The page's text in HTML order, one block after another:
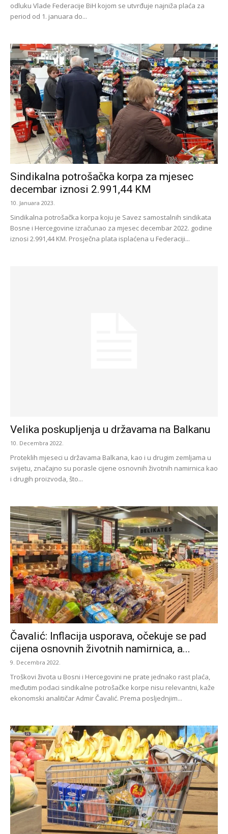
odluku Vlade Federacije BiH kojom se utvrđuje najniža plaća za
period od 1. januara do...
Sindikalna potrošačka korpa za mjesec
decembar iznosi 2.991,44 KM
10. Januara 2023.
Sindikalna potrošačka korpa koju je Savez samostalnih sindikata
Bosne i Hercegovine izračunao za mjesec decembar 2022. godine
iznosi 2.991,44 KM. Prosječna plata isplaćena u Federaciji...
Velika poskupljenja u državama na Balkanu
10. Decembra 2022.
Proteklih mjeseci u državama Balkana, kao i u drugim zemljama u
svijetu, značajno su porasle cijene osnovnih životnih namirnica kao
i drugih proizvoda, što...
Čavalić: Inflacija usporava, očekuje se pad
cijena osnovnih životnih namirnica, a...
9. Decembra 2022.
Troškovi života u Bosni i Hercegovini ne prate jednako rast plaća,
međutim podaci sindikalne potrošačke korpe nisu relevantni, kaže
ekonomski analitičar Admir Čavalić. Prema posljednjim...